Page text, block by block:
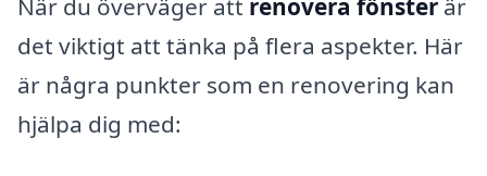
När du överväger att renovera fönster är
det viktigt att tänka på flera aspekter. Här
är några punkter som en renovering kan
hjälpa dig med: